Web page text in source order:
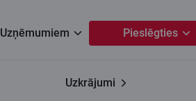
Uzņēmumiem Pieslēgties
Uzkrājumi